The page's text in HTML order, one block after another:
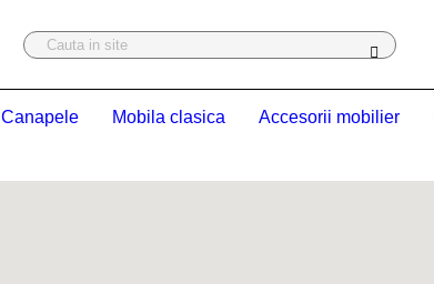
Canapele Mobila clasica Accesorii mobilier